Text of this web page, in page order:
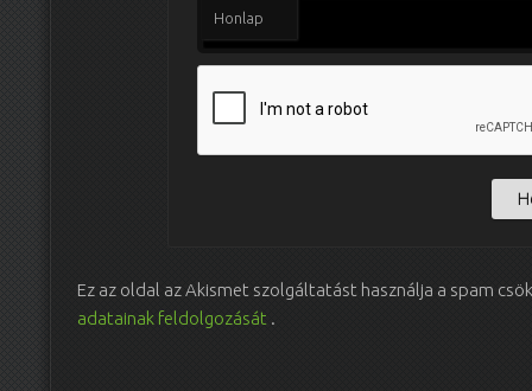
Honlap
Ez az oldal az Akismet szolgáltatást használja a spam
adatainak feldolgozását .